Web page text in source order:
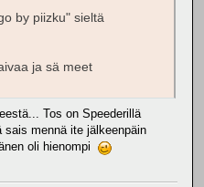
by piizku" sieltä
ja sä meet
Tos on Speederillä
mennä ite jälkeenpäin
oli hienompi